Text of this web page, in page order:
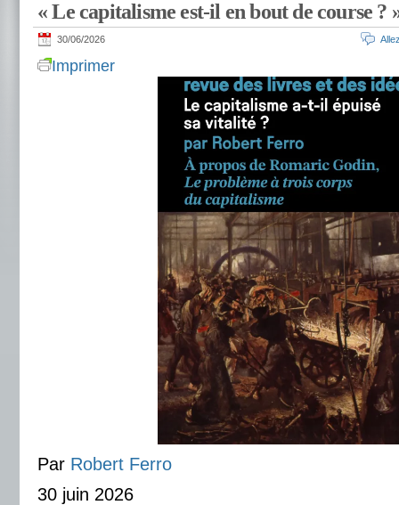
« Le capitalisme est-il en bout de course ?
30/06/2026
Imprimer
Par Robert Ferro
30 juin 2026